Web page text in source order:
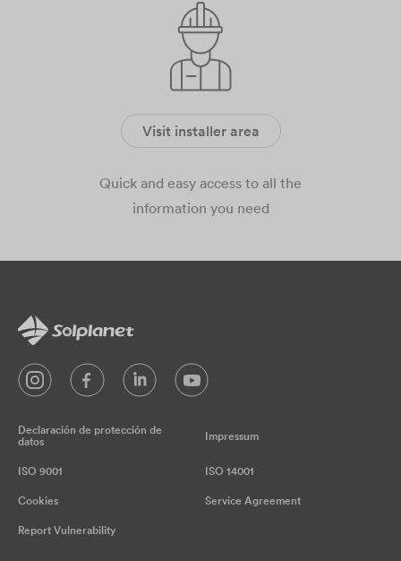
Visit installer area
Quick and easy access to all the
information you need
Declaración de protección de
datos
Impressum
ISO 9001 ISO 14001
Cookies Service Agreement
Report Vulnerability